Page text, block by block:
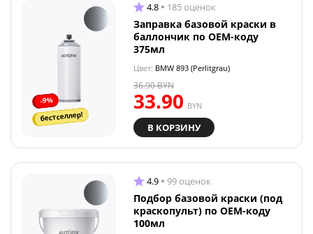
-9%
бестселлер!
4.8 185 оценок
Заправка базовой краски в
баллончик по OEM-коду
375мл
Цвет: BMW 893 (Perlitgrau)
33.90 BYN
36.90BYN
В КОРЗИНУ
4.9 99 оценок
Подбор базовой краски (под
краскопульт) по OEM-коду
100мл